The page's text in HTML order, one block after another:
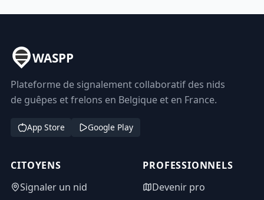
WASPP
Plateforme de signalement collaboratif des nids
de guêpes et frelons en Belgique et en France.
App Store Google Play
CITOYENS
Signaler un nid
PROFESSIONNELS
Devenir pro